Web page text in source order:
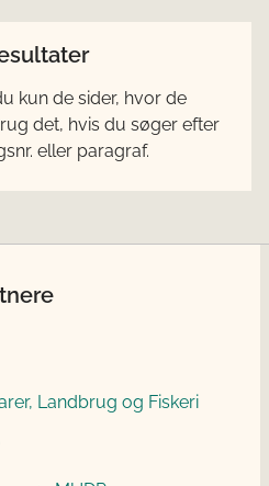
kun de sider, hvor de
det, hvis du søger efter
eller paragraf.
Landbrug og Fiskeri